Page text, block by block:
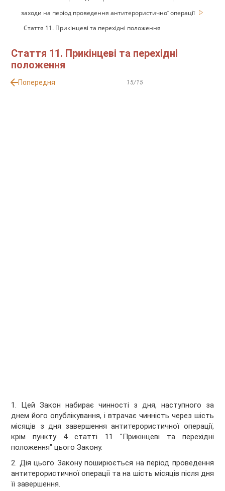
заходи на період проведення антитерористичної операції
Стаття 11. Прикінцеві та перехідні положення
Стаття 11. Прикінцеві та перехідні
положення
Попередня 15/15
1. Цей Закон набирає чинності з дня, наступного за
днем його опублікування, і втрачає чинність через шість
місяців з дня завершення антитерористичної операції,
крім пункту 4 статті 11 "Прикінцеві та перехідні
положення" цього Закону.
2. Дія цього Закону поширюється на період проведення
антитерористичної операції та на шість місяців після дня
її завершення.